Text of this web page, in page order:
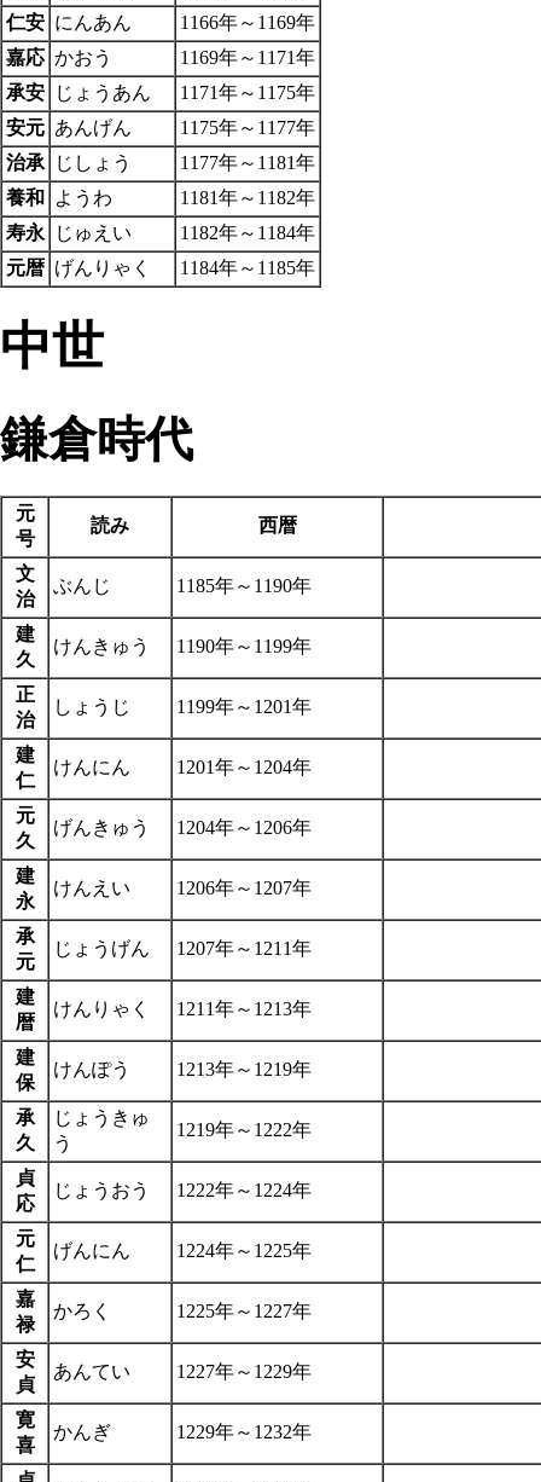
仁安 にんあん
1166年～1169年
嘉応 かおう
1169年～1171年
承安
じょうあん
1171年～1175年
安元 あんげん
1175年～1177年
治承
じしょう
1177年～1181年
養和
ようわ
1181年～1182年
寿永
じゅえい
1182年～1184年
元暦 げんりゃく 1184年～1185年
中世
鎌倉時代
元
号
読み 西暦
文
治
ぶんじ 1185年～1190年
建
久
けんきゅう 1190年～1199年
正
治
しょうじ 1199年～1201年
建
仁
けんにん 1201年～1204年
元
久
げんきゅう 1204年～1206年
建
永
けんえい 1206年～1207年
承
元
じょうげん 1207年～1211年
建
暦
けんりゃく 1211年～1213年
建
保
けんぽう 1213年～1219年
承
久
じょうきゅ
う
1219年～1222年
貞
応
じょうおう 1222年～1224年
元
仁
げんにん 1224年～1225年
嘉
禄
かろく 1225年～1227年
安
貞
あんてい 1227年～1229年
寛
喜
かんぎ 1229年～1232年